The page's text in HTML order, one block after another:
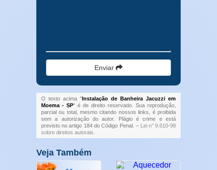
Enviar
O texto acima "Instalação de Banheira Jacuzzi em
Moema - SP" é de direito reservado. Sua reprodução,
parcial ou total, mesmo citando nossos links, é proibida
sem a autorização do autor. Plágio é crime e está
previsto no artigo 184 do Código Penal. – Lei n° 9.610-98
sobre direitos autorais
Veja Também